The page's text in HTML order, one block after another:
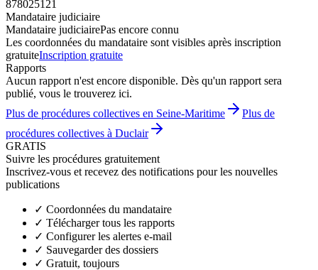
878025121
Mandataire judiciaire
Mandataire judiciairePas encore connu
Les coordonnées du mandataire sont visibles après inscription
gratuiteInscription gratuite
Rapports
Aucun rapport n'est encore disponible. Dès qu'un rapport sera
publié, vous le trouverez ici.
Plus de procédures collectives en Seine-Maritime
Plus de
procédures collectives à Duclair
GRATIS
Suivre les procédures gratuitement
Inscrivez-vous et recevez des notifications pour les nouvelles
publications
✓ Coordonnées du mandataire
✓ Télécharger tous les rapports
✓ Configurer les alertes e-mail
✓ Sauvegarder des dossiers
✓ Gratuit, toujours